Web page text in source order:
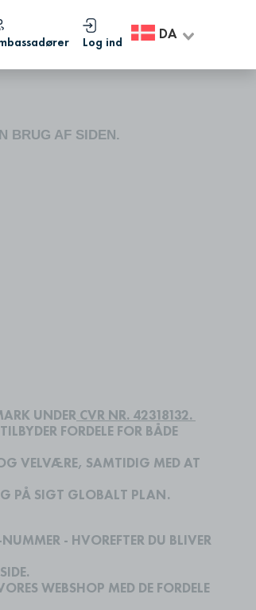
Log ind DA
BRUG AF SIDEN.
UNDER CVR NR. 42318132.
FORDELE FOR BÅDE
VELVÆRE, SAMTIDIG MED AT
PÅ SIGT GLOBALT PLAN.
- HVOREFTER DU BLIVER
WEBSHOP MED DE FORDELE